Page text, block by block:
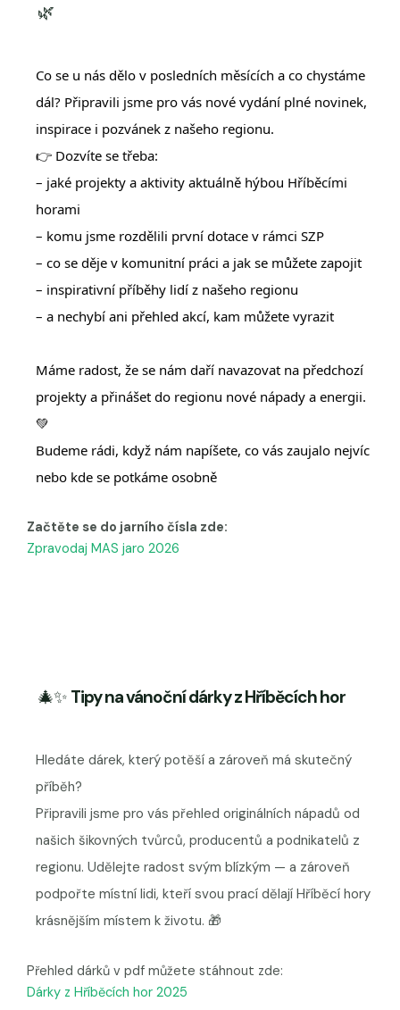
🌿
Co se u nás dělo v posledních měsících a co chystáme
dál? Připravili jsme pro vás nové vydání plné novinek,
inspirace i pozvánek z našeho regionu.
👉 Dozvíte se třeba:
– jaké projekty a aktivity aktuálně hýbou Hříběcími
horami
– komu jsme rozdělili první dotace v rámci SZP
– co se děje v komunitní práci a jak se můžete zapojit
– inspirativní příběhy lidí z našeho regionu
– a nechybí ani přehled akcí, kam můžete vyrazit
Máme radost, že se nám daří navazovat na předchozí
projekty a přinášet do regionu nové nápady a energii.
💚
Budeme rádi, když nám napíšete, co vás zaujalo nejvíc
nebo kde se potkáme osobně
Začtěte se do jarního čísla zde:
Zpravodaj MAS jaro 2026
🎄✨ Tipy na vánoční dárky z Hříběcích hor
Hledáte dárek, který potěší a zároveň má skutečný
příběh?
Připravili jsme pro vás přehled originálních nápadů od
našich šikovných tvůrců, producentů a podnikatelů z
regionu. Udělejte radost svým blízkým — a zároveň
podpořte místní lidi, kteří svou prací dělají Hříběcí hory
krásnějším místem k životu. 🎁
Přehled dárků v pdf můžete stáhnout zde:
Dárky z Hříběcích hor 2025